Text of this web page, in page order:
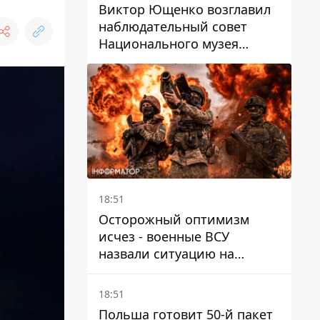
Виктор Ющенко возглавил
наблюдательный совет
Национального музея
Голодомора-геноцида – что
известно о должности
18:51
Осторожный оптимизм
исчез - военные ВСУ
назвали ситуацию на
фронте более сложной - Bild
18:51
Польша готовит 50-й пакет